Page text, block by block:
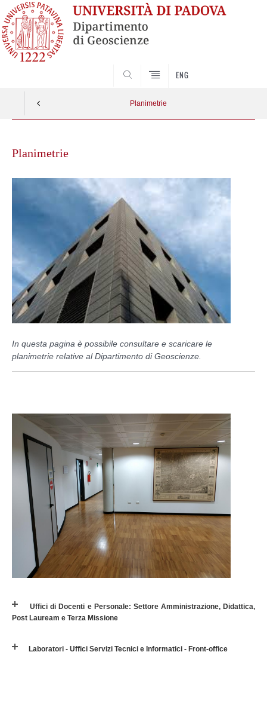
ENG
Planimetrie
contentPlanimetrie
In questa pagina è possibile consultare e scaricare le
planimetrie relative al Dipartimento di Geoscienze.
Uffici di Docenti e Personale: Settore Amministrazione, Didattica,
Post Lauream e Terza Missione
Laboratori - Uffici Servizi Tecnici e Informatici - Front-office